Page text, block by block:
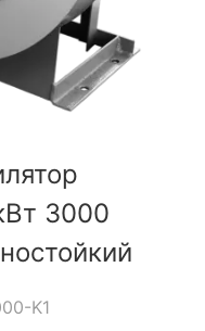
3000
K1